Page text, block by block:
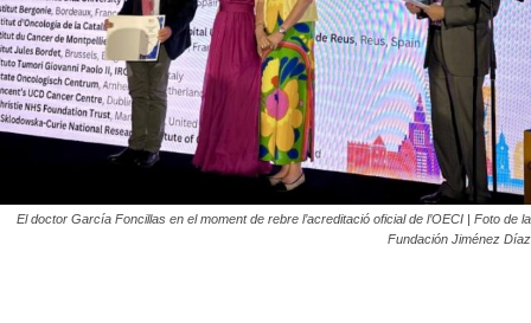
El doctor García Foncillas en el moment de rebre l’acreditació oficial de l’OECI | Foto de la
Fundación Jiménez Díaz